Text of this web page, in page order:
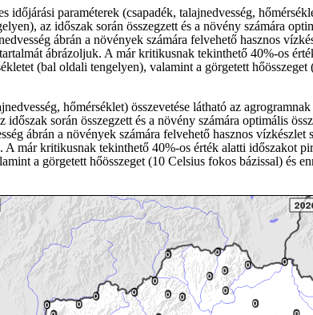
paraméterek (csapadék, talajnedvesség,
az időszak során összegzett és a növény számára
ábrán a növények számára felvehető hasznos
ábrázoljuk. A már kritikusnak tekinthető 40%-os
(bal oldali tengelyen), valamint a görgetett
hőmérséklet) összevetése látható az
során összegzett és a növény számára optimális
ábrán a növények számára felvehető hasznos vízkészlet
már kritikusnak tekinthető 40%-os érték alatti időszakot
a görgetett hőösszeget (10 Celsius fokos bázissal) és